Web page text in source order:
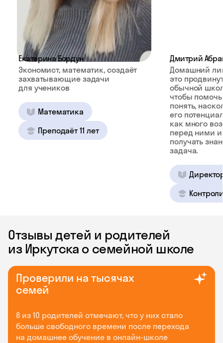
Екатерина Бордун
Экономист, математик, создаёт
захватывающие задачи
для учеников
Математика
Преподаёт 11 лет
Дмитрий
Домашний
это
обычной
чтобы
понять,
его
как много
перед ними и
получать
задача.
Отзывы детей и родителей
из Иркутска о семейной школе
Проверили на тысячах
семей
8 из 10 родителей отмечают, что у них стало
больше свободного времени после перехода
на домашнее обучение в онлайн-школе